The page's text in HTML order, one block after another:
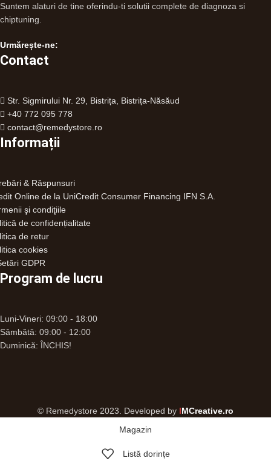
Suntem alaturi de tine oferindu-ti solutii complete de diagnoza si
chiptuning.
Urmărește-ne:
Contact
Str. Sigmirului Nr. 29, Bistrița, Bistrița-Năsăud
+40 772 095 778
contact@remedystore.ro
Informații
& Răspunsuri
Online de la UniCredit Consumer Financing IFN S.A.
şi condiţiile
de confidențialitate
de retur
cookies
GDPR
Program de lucru
Luni-Vineri: 09:00 - 18:00
Sâmbătă: 09:00 - 12:00
Duminică: ÎNCHIS!
© Remedystore 2023. Developed by IMCreative.ro
Magazin
Listă dorințe